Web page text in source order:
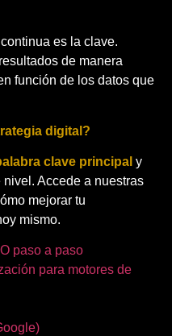
es la clave.
de manera
función de los datos que
digital?
clave principal y
nivel. Accede a nuestras
mejorar tu
mismo.
paso a paso
para motores de